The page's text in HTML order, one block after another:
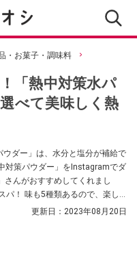
・お菓子・調味料
「熱中対策水パ
べて美味しく熱
ダー」は、水分と塩分が補給で
対策パウダー」をInstagramでダ
んがおすすめしてくれまし
パ！ 味も5種類あるので、楽し
方はぜひお近くのダイソーでチ
更新日： 2023年08月20日